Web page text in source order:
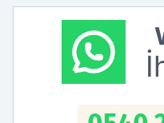
Limit 30 Bin TL Oldu